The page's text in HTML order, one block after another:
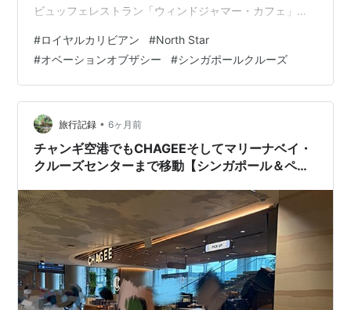
ビュッフェレストラン「ウィンドジャマー・カフェ」で
アクティビティ North Star（ノース・スター） や 「乗船
日は何をすればいい？」「ウィンドジャマーは混む？」
「無料で体験できるアクティビティはある？」そんな疑
問を持つ方に向けて、初日を無駄なく楽しすためのリア
ルな情報を中心にお届けします。 乗船後すぐに向かった
ウィンドジャマー・カフェでの…
#ロイヤルカリビアン #North Star
#オベーションオブザシー #シンガポールクルーズ
旅行記録 • 6ヶ月前
チャンギ空港でもCHAGEEそしてマリーナベイ・
クルーズセンターまで移動【シンガポール＆ペナ